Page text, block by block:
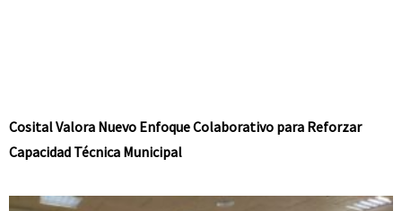
Cosital Valora Nuevo Enfoque Colaborativo para Reforzar
Capacidad Técnica Municipal